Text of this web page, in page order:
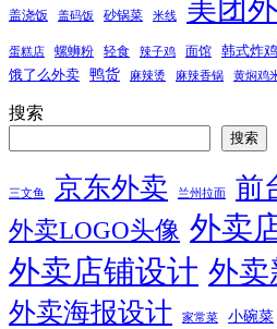
盖浇饭 盖码饭 砂锅菜 米线 美团
蛋糕店 螺蛳粉 轻食 辣子鸡 面馆 韩式炸鸡
饿了么外卖 鸭货 麻辣烫 麻辣香锅 黄焖鸡
搜索
搜索
三文鱼 京东外卖 兰州拉面 前
外卖LOGO头像 外卖
外卖店铺设计 外卖
外卖海报设计 家常菜 小碗菜